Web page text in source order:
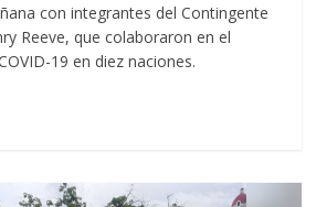
con integrantes del Contingente
Reeve, que colaboraron en el
19 en diez naciones.